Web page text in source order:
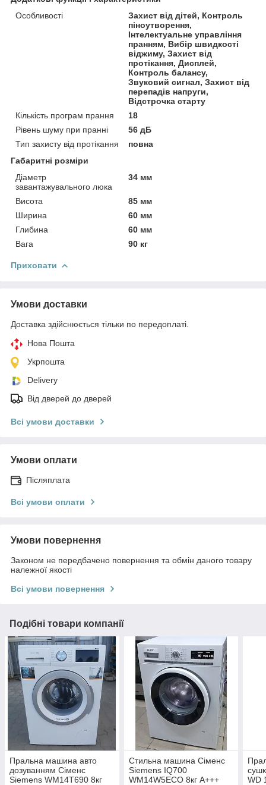
Особливості
Захист від дітей, Контроль
піноутворення,
Інтелектуальне управління
пранням, Вибір швидкості
віджиму, Захист від
протікання, Дисплей,
Контроль балансу,
Звуковий сигнал, Захист від
перепадів напруги,
Відстрочка старту
Кількість програм прання
18
Рівень шуму при пранні
56 дБ
Тип захисту від протікання
повна
Габаритні розміри
Діаметр
завантажувального люка
34 мм
Висота
85 мм
Ширина
60 мм
Глибина
60 мм
Вага
90 кг
Приховати
Умови доставки
Доставка здійснюється тільки по передоплаті.
Нова Пошта
Укрпошта
Delivery
Від дверей до дверей
Всі умови доставки
Умови оплати
Післяплата
Всі умови оплати
Умови повернення
Законом не передбачено повернення та обмін даного товару
належної якості
Всі умови повернення
Подібні товари компанії
Пральна машина авто
дозуванням Сіменс
Siemens WM14T690 8кг
Стильна машина Сіменс
Siemens IQ700
WM14W5ECO 8кг А+++
WD